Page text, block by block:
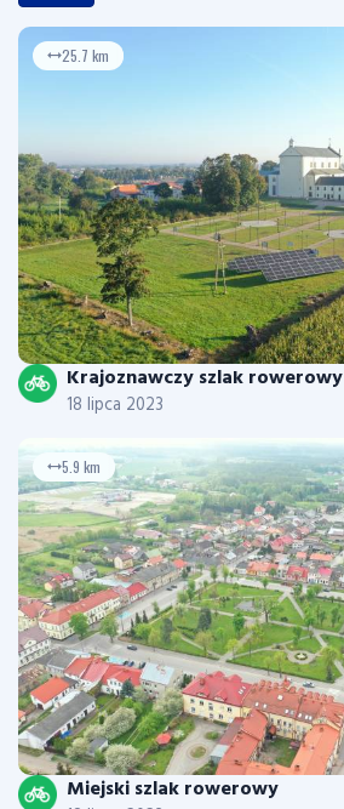
25.7 km
Krajoznawczy szlak rowerowy
18 lipca 2023
5.9 km
Miejski szlak rowerowy